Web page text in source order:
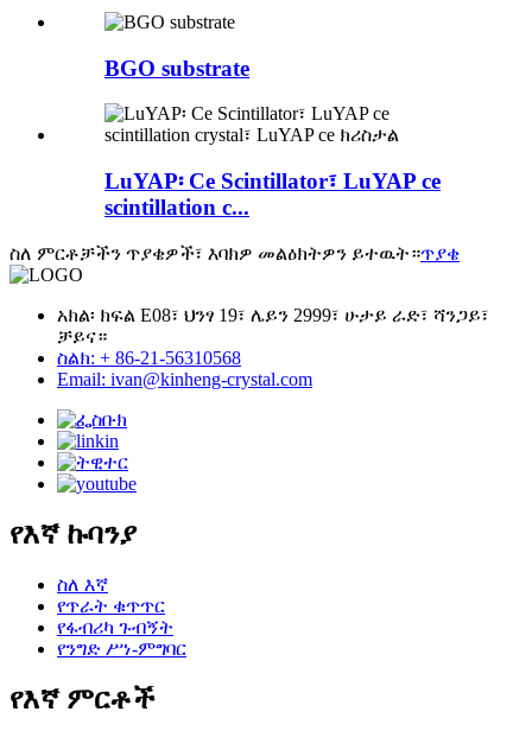
BGO substrate
LuYAP፡ Ce Scintillator፣ LuYAP ce
scintillation c...
ስለ ምርቶቻችን ጥያቄዎች፣ እባክዎ መልዕክትዎን ይተዉት።ጥያቄ
አክል፡ ክፍል E08፣ ህንፃ 19፣ ሌይን 2999፣ ሁታይ ራድ፣ ሻንጋይ፣
ቻይና።
ስልክ: + 86-21-56310568
Email: ivan@kinheng-crystal.com
የእኛ ኩባንያ
ስለ እኛ
የጥራት ቁጥጥር
የፋብሪካ ጉብኝት
የንግድ ሥነ-ምግባር
የእኛ ምርቶች